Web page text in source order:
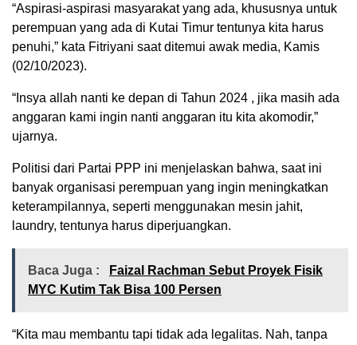
“Aspirasi-aspirasi masyarakat yang ada, khususnya untuk
perempuan yang ada di Kutai Timur tentunya kita harus
penuhi,” kata Fitriyani saat ditemui awak media, Kamis
(02/10/2023).
“Insya allah nanti ke depan di Tahun 2024 , jika masih ada
anggaran kami ingin nanti anggaran itu kita akomodir,”
ujarnya.
Politisi dari Partai PPP ini menjelaskan bahwa, saat ini
banyak organisasi perempuan yang ingin meningkatkan
keterampilannya, seperti menggunakan mesin jahit,
laundry, tentunya harus diperjuangkan.
Baca Juga :
Faizal Rachman Sebut Proyek Fisik
MYC Kutim Tak Bisa 100 Persen
“Kita mau membantu tapi tidak ada legalitas. Nah, tanpa